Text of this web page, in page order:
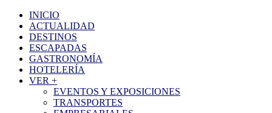
INICIO
ACTUALIDAD
DESTINOS
ESCAPADAS
GASTRONOMÍA
HOTELERÍA
VER +
EVENTOS Y EXPOSICIONES
TRANSPORTES